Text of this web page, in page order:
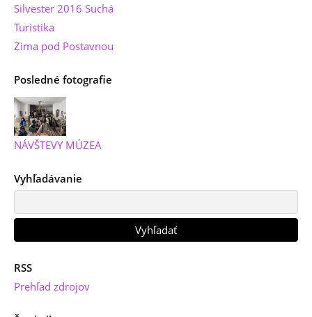
Silvester 2016 Suchá
Turistika
Zima pod Postavnou
Posledné fotografie
NÁVŠTEVY MÚZEA
Vyhľadávanie
RSS
Prehľad zdrojov